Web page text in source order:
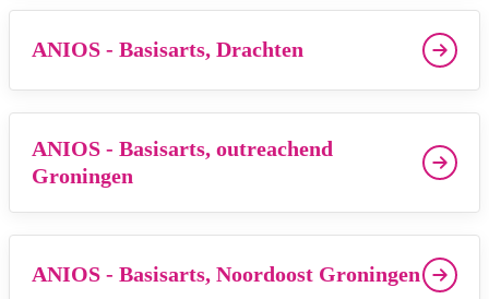
ANIOS - Basisarts, Drachten
ANIOS - Basisarts, outreachend
Groningen
ANIOS - Basisarts, Noordoost Groningen